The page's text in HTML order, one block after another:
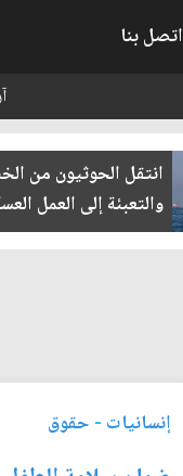
اتصل بنا
انتقل الحوثيون من
والتعبئة إلى العمل
إنسانيات - حقوق